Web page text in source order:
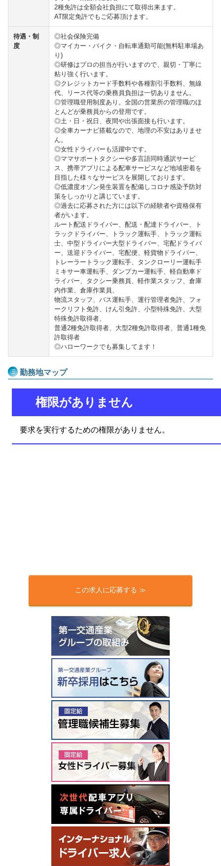
2種免許は全額会社負担にて取得出来ます。
AT限定免許でもご応募頂けます。
待遇・制
度
◎社会保険完備
◎マイカー・バイク・自転車通勤可能(無料駐車場あ
り)
◎研修はプロの担当が行いますので、親切・丁寧に
粘り強く行います。
◎クレジットカード手数料や各種割引手数料、無線
代、リース代等の乗務員負担は一切ありません。
◎管理職登用制度あり。全国の営業所の管理職のほ
とんどが乗務員からの登用です。
◎土・日・祝日、夜間や出張面接も行います。
◎全車カーナビ搭載なので、地理の不安はありませ
ん。
◎女性ドライバーも活躍中です。
◎ママサポートタクシーや多言語同時通訳サービ
ス、携帯アプリによる配車サービスなど地域密着を
目指した様々なサービスを展開しております。
◎低濃度オゾン発生装置を配備しコロナ感染予防対
策をしっかりと講じています。
◎過去に応募された方には以下の経験者や資格保有
者がいます。
ルート配送ドライバー、配送・配達ドライバー、ト
ラックドライバー、トラック運転手、トラック運転
士、中型ドライバー大型ドライバー、宅配ドライバ
ー、送迎ドライバー、宅配便、軽貨物ドライバー、
トレーラートラック運転手、タンクローリー運転手
ミキサー車運転手、ダンプカー運転手、軽自動車ド
ライバー、タクシー乗務員、軽作業スタッフ、倉庫
内作業、倉庫作業員、
物流スタッフ、バス運転手、運行管理者免許、フォ
ークリフト免許、けん引免許、小型特殊免許、大型
特殊免許取得者、
普通2種免許取得者、大型2種免許取得者、普通1種免
許取得者
◎ハローワークでも募集してます！
勤務地マップ
この求人に応募する ≫